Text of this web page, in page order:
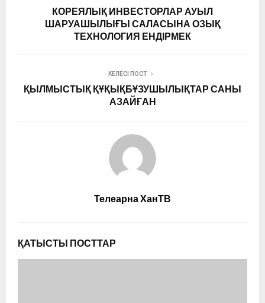
КОРЕЯЛЫҚ ИНВЕСТОРЛАР АУЫЛ
ШАРУАШЫЛЫҒЫ САЛАСЫНА ОЗЫҚ
ТЕХНОЛОГИЯ ЕНДІРМЕК
КЕЛЕСІ ПОСТ
ҚЫЛМЫСТЫҚ ҚҰҚЫҚБҰЗУШЫЛЫҚТАР САНЫ
АЗАЙҒАН
Телеарна ХанТВ
ҚАТЫСТЫ ПОСТТАР